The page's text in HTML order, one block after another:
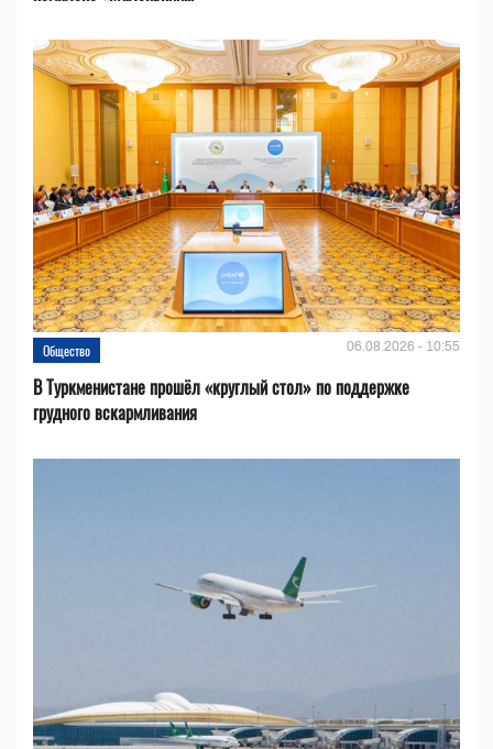
Общество 06.08.2026 - 10:55
В Туркменистане прошёл «круглый стол» по поддержке
грудного вскармливания